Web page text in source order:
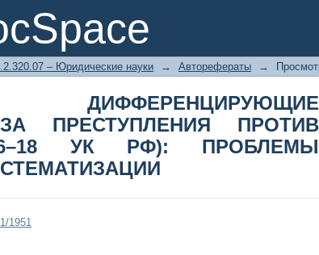
16–18 УК РФ):
– Юридические науки → Авторефераты →
ПРЕСТУПЛЕНИЯ ПРОТИВ
УК РФ): ПРОБЛЕМЫ
1951